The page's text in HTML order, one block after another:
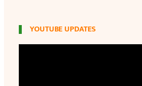
YOUTUBE UPDATES